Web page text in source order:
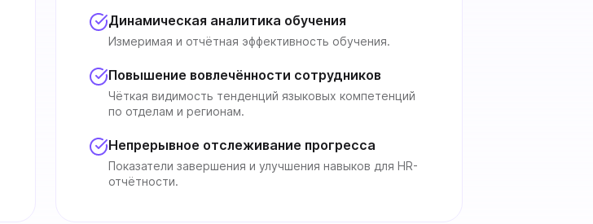
Динамическая аналитика обучения
Измеримая и отчётная эффективность обучения.
Повышение вовлечённости сотрудников
Чёткая видимость тенденций языковых компетенций
по отделам и регионам.
Непрерывное отслеживание прогресса
Показатели завершения и улучшения навыков для HR-
отчётности.